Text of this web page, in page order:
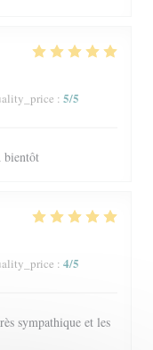
: 5/5
bientôt
: 4/5
sympathique et les